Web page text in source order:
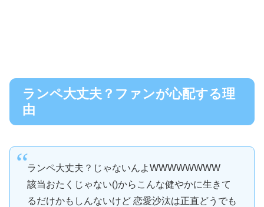
ランペ大丈夫？ファンが心配する理
由
ランペ大丈夫？じゃないんよWWWWWWWW
該当おたくじゃない()からこんな健やかに生きて
るだけかもしんないけど 恋愛沙汰は正直どうでも